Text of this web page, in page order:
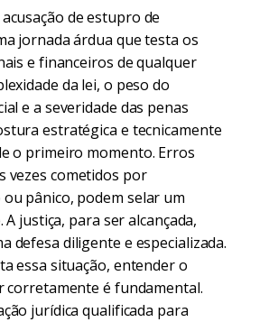
de estupro de
jornada árdua que testa os
e financeiros de qualquer
da lei, o peso do
e a severidade das penas
estratégica e tecnicamente
o primeiro momento. Erros
vezes cometidos por
pânico, podem selar um
justiça, para ser alcançada,
defesa diligente e especializada.
essa situação, entender o
corretamente é fundamental.
jurídica qualificada para